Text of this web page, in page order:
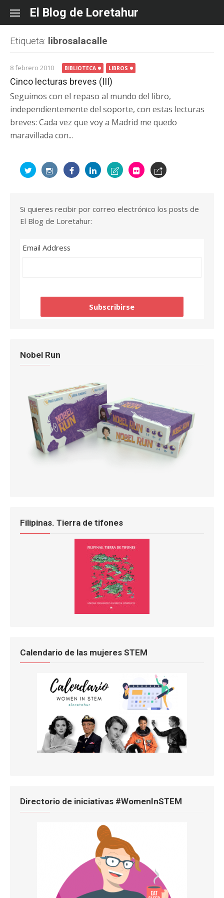
content
El Blog de Loretahur
Etiqueta: librosalacalle
8 febrero 2010 BIBLIOTECA LIBROS
Cinco lecturas breves (III)
Seguimos con el repaso al mundo del libro,
independientemente del soporte, con estas lecturas
breves: Cada vez que voy a Madrid me quedo
maravillada con...
Si quieres recibir por correo electrónico los posts de
El Blog de Loretahur:
Email Address
Nobel Run
Filipinas. Tierra de tifones
Calendario de las mujeres STEM
Directorio de iniciativas #WomenInSTEM